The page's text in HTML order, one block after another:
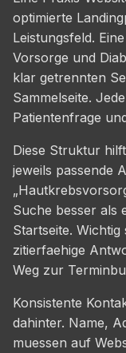
optimierte
Leistungsfeld.
Vorsorge und
klar getrennten
Sammelseite.
Patientenfrage
Diese Struktur
jeweils passende
Suche besser als
Startseite.
zitierfaehige
Weg zur
Konsistente
dahinter. Name,
muessen auf